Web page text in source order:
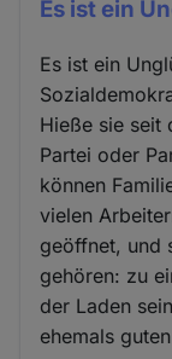
Es ist ein
Es ist ein
Hieße sie seit
Partei oder
können
vielen
geöffnet, und
gehören: zu
der Laden
ehemals